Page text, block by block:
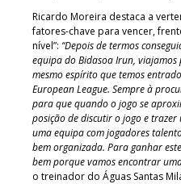
Ricardo Moreira destaca a
fatores-chave para vencer,
nível”: “Depois de termos
equipa do Bidasoa Irun,
mesmo espírito que temos
European League. Sempre à
para que quando o jogo se
posição de discutir o jogo e
uma equipa com jogadores
bem organizada. Para ganhar
bem porque vamos encontrar
o treinador do Águas Santas